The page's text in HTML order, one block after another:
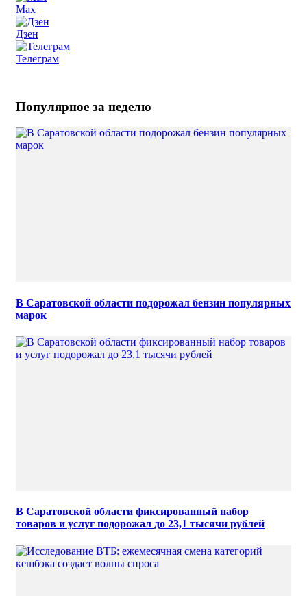
Max
Дзен
Телеграм
Популярное за неделю
В Саратовской области подорожал бензин популярных
марок
В Саратовской области фиксированный набор
товаров и услуг подорожал до 23,1 тысячи рублей